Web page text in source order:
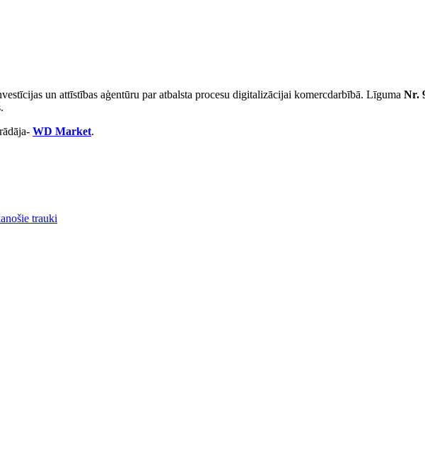
un attīstības aģentūru par atbalsta procesu digitalizācijai komercdarbībā. Līguma Nr.
WD Market.
trauki